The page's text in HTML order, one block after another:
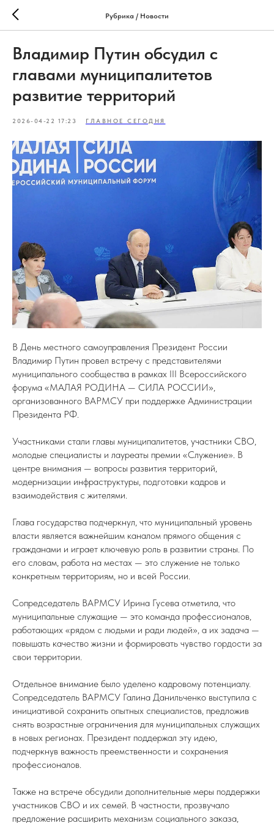
Рубрика / Новости
Владимир Путин обсудил с
главами муниципалитетов
развитие территорий
2026-04-22 17:23 ГЛАВНОЕ СЕГОДНЯ
В День местного самоуправления Президент России
Владимир Путин провел встречу с представителями
муниципального сообщества в рамках III Всероссийского
форума «МАЛАЯ РОДИНА — СИЛА РОССИИ»,
организованного ВАРМСУ при поддержке Администрации
Президента РФ.
Участниками стали главы муниципалитетов, участники СВО,
молодые специалисты и лауреаты премии «Служение». В
центре внимания — вопросы развития территорий,
модернизации инфраструктуры, подготовки кадров и
взаимодействия с жителями.
Глава государства подчеркнул, что муниципальный уровень
власти является важнейшим каналом прямого общения с
гражданами и играет ключевую роль в развитии страны. По
его словам, работа на местах — это служение не только
конкретным территориям, но и всей России.
Сопредседатель ВАРМСУ Ирина Гусева отметила, что
муниципальные служащие — это команда профессионалов,
работающих «рядом с людьми и ради людей», а их задача —
повышать качество жизни и формировать чувство гордости за
свои территории.
Отдельное внимание было уделено кадровому потенциалу.
Сопредседатель ВАРМСУ Галина Данильченко выступила с
инициативой сохранить опытных специалистов, предложив
снять возрастные ограничения для муниципальных служащих
в новых регионах. Президент поддержал эту идею,
подчеркнув важность преемственности и сохранения
профессионалов.
Также на встрече обсудили дополнительные меры поддержки
участников СВО и их семей. В частности, прозвучало
предложение расширить механизм социального заказа,